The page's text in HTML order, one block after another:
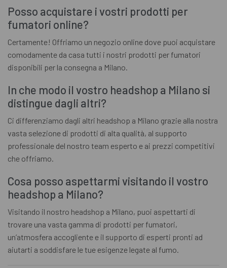
Posso acquistare i vostri prodotti per
fumatori online?
Certamente! Offriamo un negozio online dove puoi acquistare
comodamente da casa tutti i nostri prodotti per fumatori
disponibili per la consegna a Milano.
In che modo il vostro headshop a Milano si
distingue dagli altri?
Ci differenziamo dagli altri headshop a Milano grazie alla nostra
vasta selezione di prodotti di alta qualità, al supporto
professionale del nostro team esperto e ai prezzi competitivi
che offriamo.
Cosa posso aspettarmi visitando il vostro
headshop a Milano?
Visitando il nostro headshop a Milano, puoi aspettarti di
trovare una vasta gamma di prodotti per fumatori,
un’atmosfera accogliente e il supporto di esperti pronti ad
aiutarti a soddisfare le tue esigenze legate al fumo.